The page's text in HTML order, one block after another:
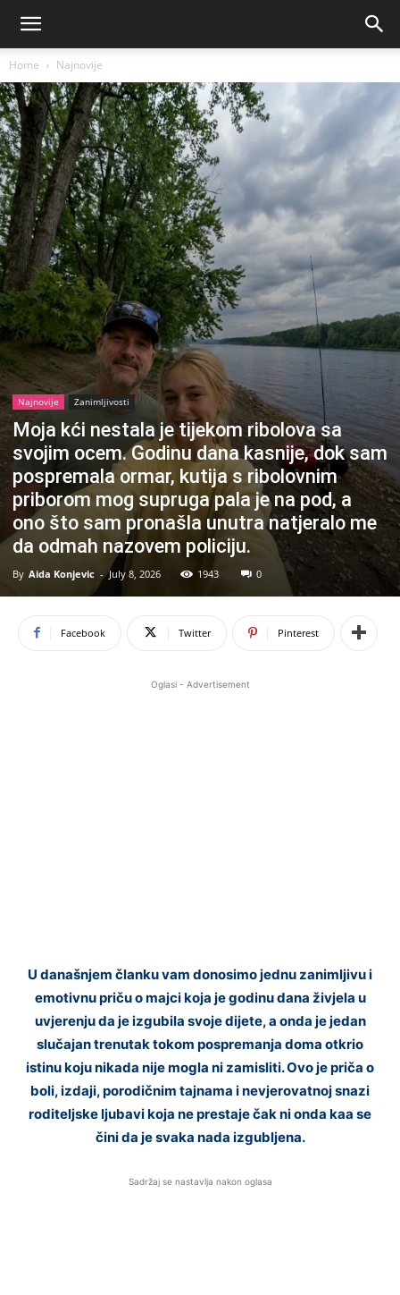
Home Najnovije
Najnovije Zanimljivosti
Moja kći nestala je tijekom ribolova sa
svojim ocem. Godinu dana kasnije, dok sam
pospremala ormar, kutija s ribolovnim
priborom mog supruga pala je na pod, a
ono što sam pronašla unutra natjeralo me
da odmah nazovem policiju.
By Aida Konjevic - July 8, 2026 1943 0
Facebook Twitter Pinterest
Oglasi - Advertisement
U današnjem članku vam donosimo jednu zanimljivu i
emotivnu priču o majci koja je godinu dana živjela u
uvjerenju da je izgubila svoje dijete, a onda je jedan
slučajan trenutak tokom pospremanja doma otkrio
istinu koju nikada nije mogla ni zamisliti. Ovo je priča o
boli, izdaji, porodičnim tajnama i nevjerovatnoj snazi
roditeljske ljubavi koja ne prestaje čak ni onda kaa se
čini da je svaka nada izgubljena.
Sadržaj se nastavlja nakon oglasa